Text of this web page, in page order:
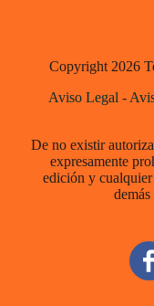
Copyright 2026
Aviso Legal -
De no existir
expresamente
edición y